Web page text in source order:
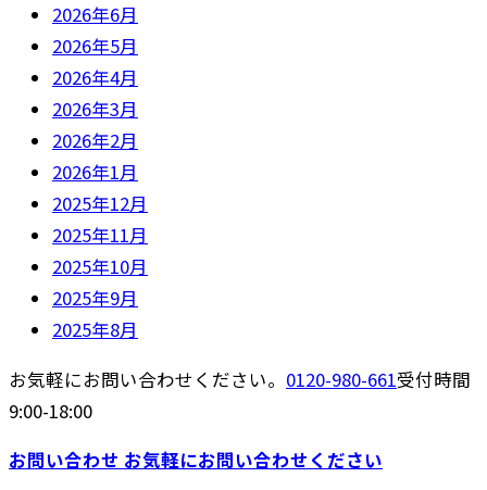
2026年6月
2026年5月
2026年4月
2026年3月
2026年2月
2026年1月
2025年12月
2025年11月
2025年10月
2025年9月
2025年8月
お気軽にお問い合わせください。 0120-980-661受付時間
9:00-18:00
お問い合わせ お気軽にお問い合わせください